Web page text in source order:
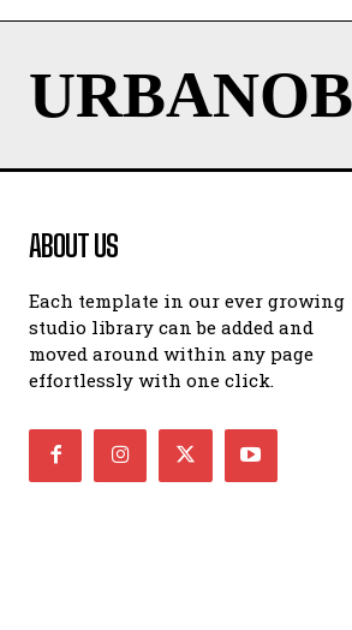
ABOUT US
Each template in our ever growing
studio library can be added and
moved around within any page
effortlessly with one click.